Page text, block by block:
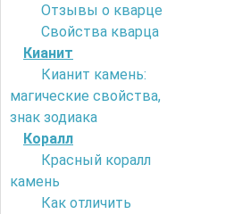
Отзывы о кварце
Свойства кварца
Кианит
Кианит камень:
магические свойства,
знак зодиака
Коралл
Красный коралл
камень
Как отличить